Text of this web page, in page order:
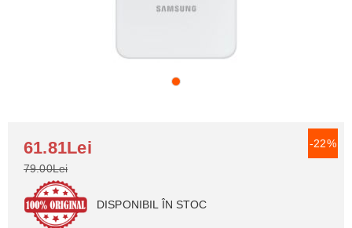
-22%
61.81Lei
79.00Lei
DISPONIBIL ÎN STOC